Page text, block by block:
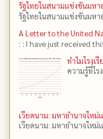
รัฐไทยในสนามแข่งขันมหา
รัฐไทยในสนามแข่งขันมหา
A Letter to the United
: : I have just received
ทำไมโรงเ
ความรู้ที่โร
เวียดนาม: มหาอำนาจใหม่
เวียดนาม: มหาอำนาจใหม่